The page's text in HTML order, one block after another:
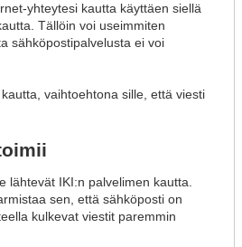
yhteytesi kautta käyttäen siellä
Tällöin voi useimmiten
sähköpostipalvelusta ei voi
vaihtoehtona sille, että viesti
lähtevät IKI:n palvelimen kautta.
sen, että sähköposti on
kulkevat viestit paremmin